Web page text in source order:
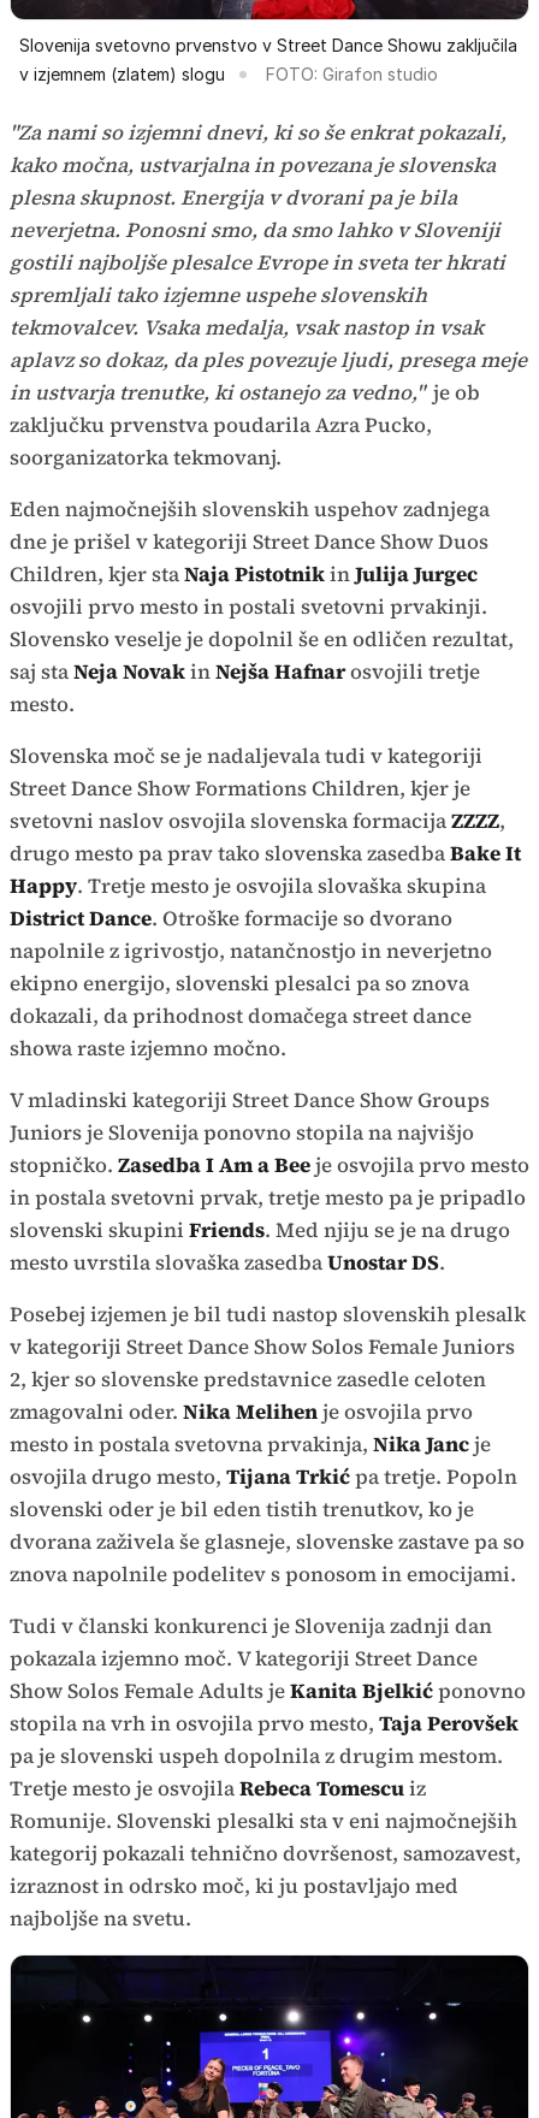
Slovenija svetovno prvenstvo v Street Dance Showu zaključila
v izjemnem (zlatem) slogu
FOTO: Girafon studio
"Za nami so izjemni dnevi, ki so še enkrat pokazali,
kako močna, ustvarjalna in povezana je slovenska
plesna skupnost. Energija v dvorani pa je bila
neverjetna. Ponosni smo, da smo lahko v Sloveniji
gostili najboljše plesalce Evrope in sveta ter hkrati
spremljali tako izjemne uspehe slovenskih
tekmovalcev. Vsaka medalja, vsak nastop in vsak
aplavz so dokaz, da ples povezuje ljudi, presega meje
in ustvarja trenutke, ki ostanejo za vedno," je ob
zaključku prvenstva poudarila Azra Pucko,
soorganizatorka tekmovanj.
Eden najmočnejših slovenskih uspehov zadnjega
dne je prišel v kategoriji Street Dance Show Duos
Children, kjer staNaja PistotnikinJulija Jurgec
osvojili prvo mesto in postali svetovni prvakinji.
Slovensko veselje je dopolnil še en odličen rezultat,
saj staNeja NovakinNejša Hafnarosvojili tretje
mesto.
Slovenska moč se je nadaljevala tudi v kategoriji
Street Dance Show Formations Children, kjer je
svetovni naslov osvojila slovenska formacijaZZZZ,
drugo mesto pa prav tako slovenska zasedbaBake It
Happy. Tretje mesto je osvojila slovaška skupina
District Dance. Otroške formacije so dvorano
napolnile z igrivostjo, natančnostjo in neverjetno
ekipno energijo, slovenski plesalci pa so znova
dokazali, da prihodnost domačega street dance
showa raste izjemno močno.
V mladinski kategoriji Street Dance Show Groups
Juniors je Slovenija ponovno stopila na najvišjo
stopničko. Zasedba I Am a Beeje osvojila prvo mesto
in postala svetovni prvak, tretje mesto pa je pripadlo
slovenski skupini Friends. Med njiju se je na drugo
mesto uvrstila slovaška zasedbaUnostar DS.
Posebej izjemen je bil tudi nastop slovenskih plesalk
v kategoriji Street Dance Show Solos Female Juniors
2, kjer so slovenske predstavnice zasedle celoten
zmagovalni oder. Nika Melihenje osvojila prvo
mesto in postala svetovna prvakinja, Nika Jancje
osvojila drugo mesto, Tijana Trkićpa tretje. Popoln
slovenski oder je bil eden tistih trenutkov, ko je
dvorana zaživela še glasneje, slovenske zastave pa so
znova napolnile podelitev s ponosom in emocijami.
Tudi v članski konkurenci je Slovenija zadnji dan
pokazala izjemno moč. V kategoriji Street Dance
Show Solos Female Adults jeKanita Bjelkićponovno
stopila na vrh in osvojila prvo mesto, Taja Perovšek
pa je slovenski uspeh dopolnila z drugim mestom.
Tretje mesto je osvojilaRebeca Tomescuiz
Romunije. Slovenski plesalki sta v eni najmočnejših
kategorij pokazali tehnično dovršenost, samozavest,
izraznost in odrsko moč, ki ju postavljajo med
najboljše na svetu.